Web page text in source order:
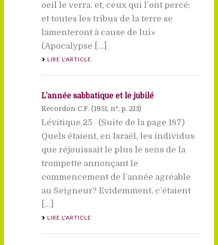
oeil le verra, et, ceux qui l’ont percé;
et toutes les tribus de la terre se
lamenteront à cause de lui»
(Apocalypse [...]
LIRE L'ARTICLE
L’année sabbatique et le jubilé
Recordon C.F. (1951, n°, p. 213)
Lévitique 25 (Suite de la page 187)
Quels étaient, en Israël, les individus
que réjouissait le plus le sens de la
trompette annonçant le
commencement de l’année agréable
au Seigneur? Evidemment, c’étaient
[...]
LIRE L'ARTICLE